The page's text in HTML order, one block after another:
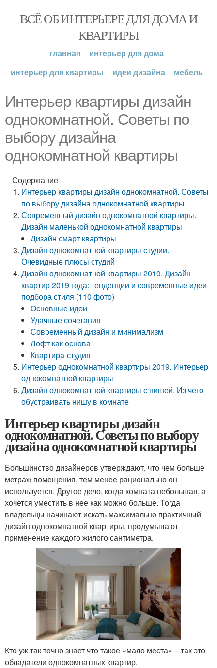
ВСЁ ОБ ИНТЕРЬЕРЕ ДЛЯ ДОМА И
КВАРТИРЫ
главная
интерьер для дома
интерьер для квартиры
идеи дизайна мебель
Интерьер квартиры дизайн
однокомнатной. Советы по
выбору дизайна
однокомнатной квартиры
Содержание
Интерьер квартиры дизайн однокомнатной. Советы
по выбору дизайна однокомнатной квартиры
Современный дизайн однокомнатной квартиры.
Дизайн маленькой однокомнатной квартиры
Дизайн смарт квартиры
Дизайн однокомнатной квартиры студии.
Очевидные плюсы студий
Дизайн однокомнатной квартиры 2019. Дизайн
квартир 2019 года: тенденции и современные идеи
подбора стиля (110 фото)
Основные идеи
Удачные сочетания
Современный дизайн и минимализм
Лофт как основа
Квартира-студия
Интерьер однокомнатной квартиры 2019. Интерьер
однокомнатной квартиры
Дизайн однокомнатной квартиры с нишей. Из чего
обустраивать нишу в комнате
Интерьер квартиры дизайн
однокомнатной. Советы по выбору
дизайна однокомнатной квартиры
Большинство дизайнеров утверждают, что чем больше
метраж помещения, тем менее рационально он
используется. Другое дело, когда комната небольшая, а
хочется уместить в нее как можно больше. Тогда
владельцы начинают искать максимально практичный
дизайн однокомнатной квартиры, продумывают
применение каждого жилого сантиметра.
Кто уж так точно знает что такое «мало места» − так это
обладатели однокомнатных квартир.